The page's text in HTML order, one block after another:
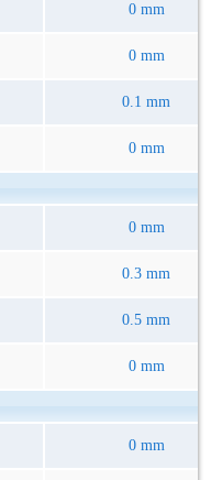
0 mm
0 mm
0.1 mm
0 mm
0 mm
0.3 mm
0.5 mm
0 mm
0 mm